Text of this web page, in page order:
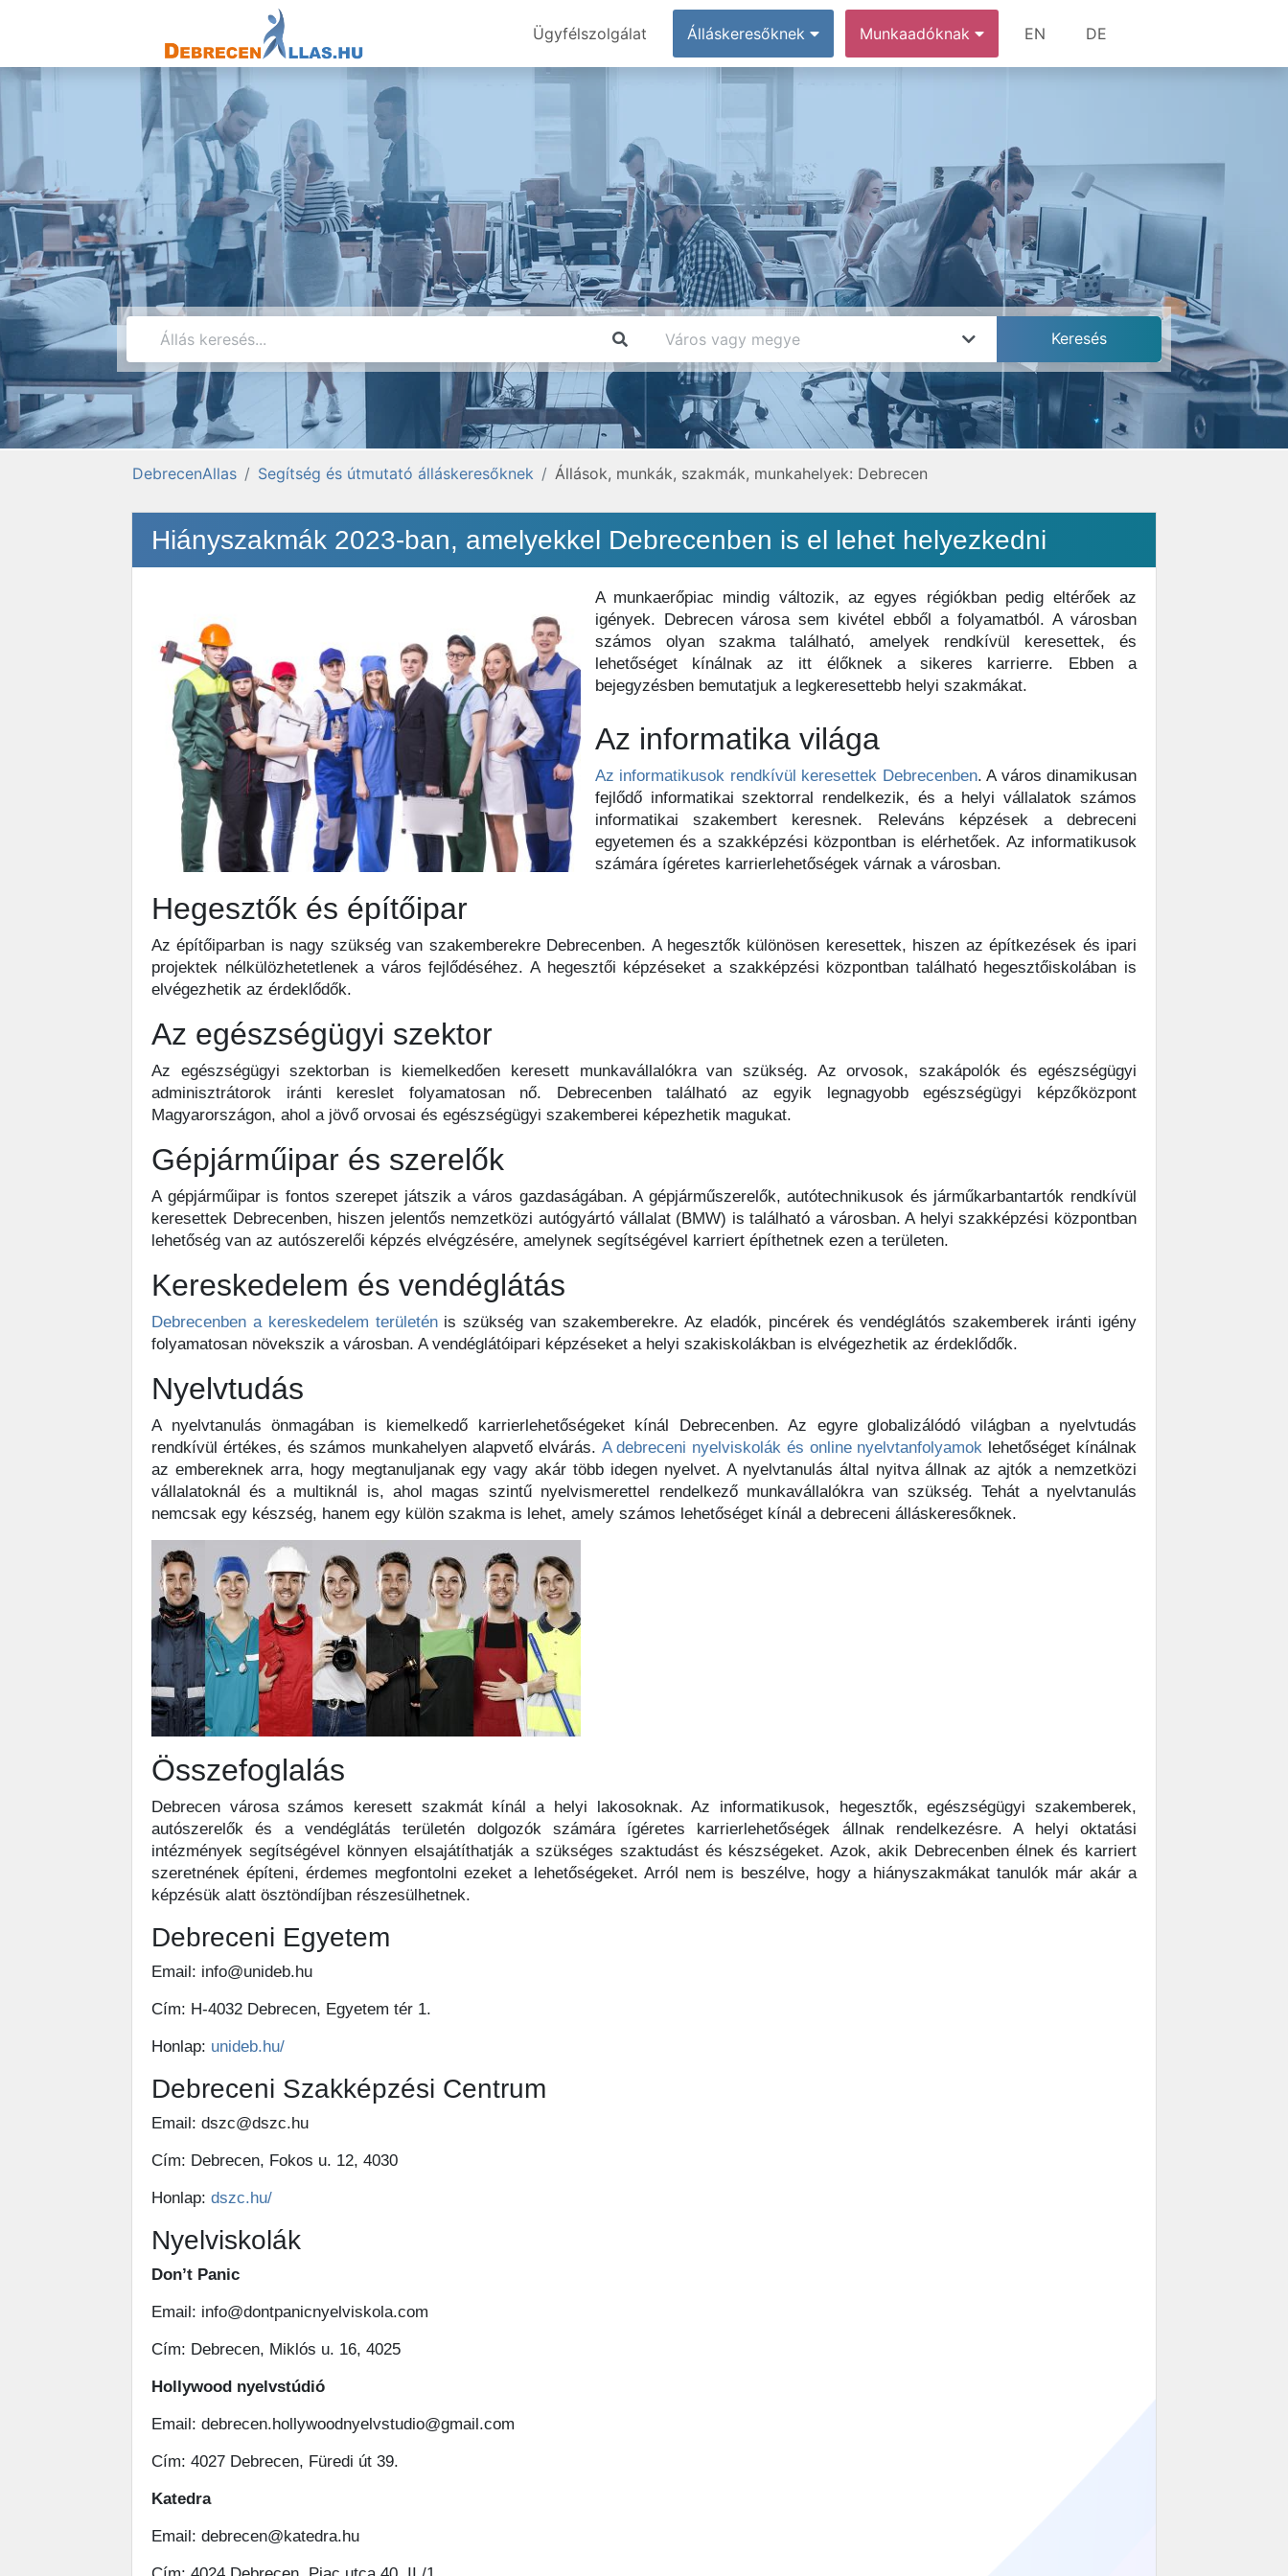
Ügyfélszolgálat Álláskeresőknek Munkaadóknak EN DE
DebrecenAllas Segítség és útmutató álláskeresőknek Állások, munkák, szakmák, munkahelyek: Debrecen
Hiányszakmák 2023-ban, amelyekkel Debrecenben is el lehet helyezkedni
A munkaerőpiac mindig változik, az egyes régiókban pedig eltérőek az
igények. Debrecen városa sem kivétel ebből a folyamatból. A városban
számos olyan szakma található, amelyek rendkívül keresettek, és
lehetőséget kínálnak az itt élőknek a sikeres karrierre. Ebben a
bejegyzésben bemutatjuk a legkeresettebb helyi szakmákat.
Az informatika világa
Az informatikusok rendkívül keresettek Debrecenben. A város dinamikusan
fejlődő informatikai szektorral rendelkezik, és a helyi vállalatok számos
informatikai szakembert keresnek. Releváns képzések a debreceni
egyetemen és a szakképzési központban is elérhetőek. Az informatikusok
számára ígéretes karrierlehetőségek várnak a városban.
Hegesztők és építőipar
Az építőiparban is nagy szükség van szakemberekre Debrecenben. A hegesztők különösen keresettek, hiszen az építkezések és ipari
projektek nélkülözhetetlenek a város fejlődéséhez. A hegesztői képzéseket a szakképzési központban található hegesztőiskolában is
elvégezhetik az érdeklődők.
Az egészségügyi szektor
Az egészségügyi szektorban is kiemelkedően keresett munkavállalókra van szükség. Az orvosok, szakápolók és egészségügyi
adminisztrátorok iránti kereslet folyamatosan nő. Debrecenben található az egyik legnagyobb egészségügyi képzőközpont
Magyarországon, ahol a jövő orvosai és egészségügyi szakemberei képezhetik magukat.
Gépjárműipar és szerelők
A gépjárműipar is fontos szerepet játszik a város gazdaságában. A gépjárműszerelők, autótechnikusok és járműkarbantartók rendkívül
keresettek Debrecenben, hiszen jelentős nemzetközi autógyártó vállalat (BMW) is található a városban. A helyi szakképzési központban
lehetőség van az autószerelői képzés elvégzésére, amelynek segítségével karriert építhetnek ezen a területen.
Kereskedelem és vendéglátás
Debrecenben a kereskedelem területénis szükség van szakemberekre. Az eladók, pincérek és vendéglátós szakemberek iránti igény
folyamatosan növekszik a városban. A vendéglátóipari képzéseket a helyi szakiskolákban is elvégezhetik az érdeklődők.
Nyelvtudás
A nyelvtanulás önmagában is kiemelkedő karrierlehetőségeket kínál Debrecenben. Az egyre globalizálódó világban a nyelvtudás
rendkívül értékes, és számos munkahelyen alapvető elvárás. A debreceni nyelviskolák és online nyelvtanfolyamok lehetőséget kínálnak
az embereknek arra, hogy megtanuljanak egy vagy akár több idegen nyelvet. A nyelvtanulás által nyitva állnak az ajtók a nemzetközi
vállalatoknál és a multiknál is, ahol magas szintű nyelvismerettel rendelkező munkavállalókra van szükség. Tehát a nyelvtanulás
nemcsak egy készség, hanem egy külön szakma is lehet, amely számos lehetőséget kínál a debreceni álláskeresőknek.
Összefoglalás
Debrecen városa számos keresett szakmát kínál a helyi lakosoknak. Az informatikusok, hegesztők, egészségügyi szakemberek,
autószerelők és a vendéglátás területén dolgozók számára ígéretes karrierlehetőségek állnak rendelkezésre. A helyi oktatási
intézmények segítségével könnyen elsajátíthatják a szükséges szaktudást és készségeket. Azok, akik Debrecenben élnek és karriert
szeretnének építeni, érdemes megfontolni ezeket a lehetőségeket. Arról nem is beszélve, hogy a hiányszakmákat tanulók már akár a
képzésük alatt ösztöndíjban részesülhetnek.
Debreceni Egyetem
Email: info@unideb.hu
Cím: H-4032 Debrecen, Egyetem tér 1.
Honlap: unideb.hu/
Debreceni Szakképzési Centrum
Email: dszc@dszc.hu
Cím: Debrecen, Fokos u. 12, 4030
Honlap: dszc.hu/
Nyelviskolák
Don’t Panic
Email: info@dontpanicnyelviskola.com
Cím: Debrecen, Miklós u. 16, 4025
Hollywood nyelvstúdió
Email: debrecen.hollywoodnyelvstudio@gmail.com
Cím: 4027 Debrecen, Füredi út 39.
Katedra
Email: debrecen@katedra.hu